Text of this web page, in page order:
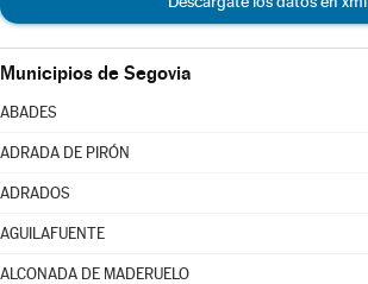
Municipios de Segovia
ABADES
ADRADA DE PIRÓN
ADRADOS
AGUILAFUENTE
ALCONADA DE MADERUELO